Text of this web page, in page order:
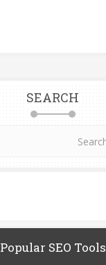
SEARCH
Popular SEO Tools